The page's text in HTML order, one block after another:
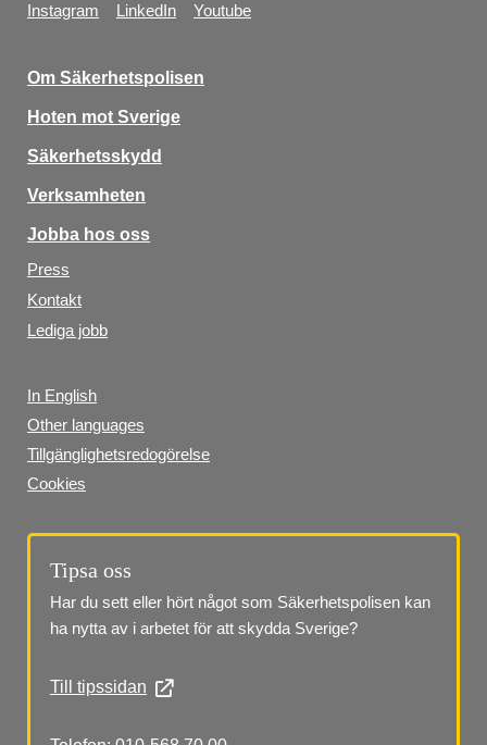
Instagram LinkedIn Youtube
Om Säkerhetspolisen
Hoten mot Sverige
Säkerhetsskydd
Verksamheten
Jobba hos oss
Press
Kontakt
Lediga jobb
In English
Other languages
Tillgänglighetsredogörelse
Cookies
Tipsa oss
Har du sett eller hört något som Säkerhetspolisen kan
ha nytta av i arbetet för att skydda Sverige?
Till tipssidan